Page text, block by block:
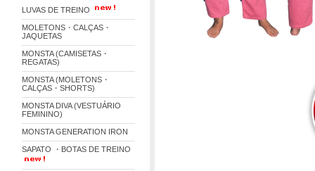
LUVAS DE TREINO
MOLETONS・CALÇAS・
JAQUETAS
MONSTA (CAMISETAS・
REGATAS)
MONSTA (MOLETONS・
CALÇAS・SHORTS)
MONSTA DIVA (VESTUÁRIO
FEMININO)
MONSTA GENERATION IRON
SAPATO ・BOTAS DE TREINO